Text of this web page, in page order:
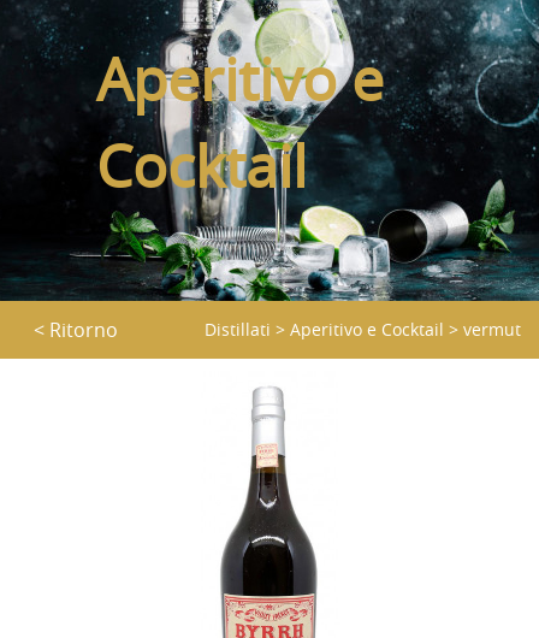
Aperitivo e
Cocktail
< Ritorno Distillati > Aperitivo e Cocktail > vermut